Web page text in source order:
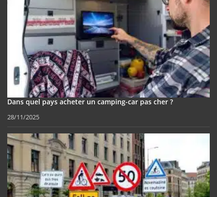
Dans quel pays acheter un camping-car pas cher ?
28/11/2025